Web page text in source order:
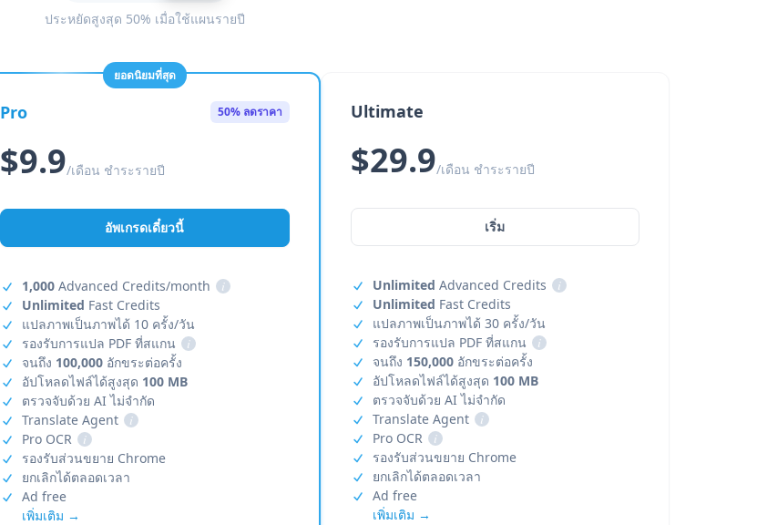
ประหยัดสูงสุด 50% เมื่อใช้แผนรายปี
ยอดนิยมที่สุด
Pro 50% ลดราคา
$9.9/เดือน ชำระรายปี
อัพเกรดเดี๋ยวนี้
1,000 Advanced Credits/month
i
Unlimited Fast Credits
แปลภาพเป็นภาพได้ 10 ครั้ง/วัน
รองรับการแปล PDF ที่สแกน
i
จนถึง 100,000 อักขระต่อครั้ง
อัปโหลดไฟล์ได้สูงสุด 100 MB
ตรวจจับด้วย AI ไม่จำกัด
Translate Agent
i
Pro OCR
i
รองรับส่วนขยาย Chrome
ยกเลิกได้ตลอดเวลา
Ad free
เพิ่มเติม →
Ultimate
$29.9/เดือน ชำระรายปี
เริ่ม
Unlimited Advanced Credits
i
Unlimited Fast Credits
แปลภาพเป็นภาพได้ 30 ครั้ง/วัน
รองรับการแปล PDF ที่สแกน
i
จนถึง 150,000อักขระต่อครั้ง
อัปโหลดไฟล์ได้สูงสุด 100 MB
ตรวจจับด้วย AI ไม่จำกัด
Translate Agent
i
Pro OCR
i
รองรับส่วนขยาย Chrome
ยกเลิกได้ตลอดเวลา
Ad free
เพิ่มเติม →